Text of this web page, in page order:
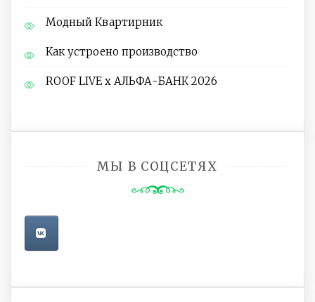
Модный Квартирник
Как устроено производство
ROOF LIVE x АЛЬФА-БАНК 2026
МЫ В СОЦСЕТЯХ